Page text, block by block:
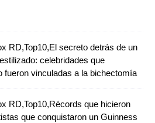
RD,Top10,El secreto detrás de un
celebridades que
fueron vinculadas a la bichectomía
RD,Top10,Récords que hicieron
que conquistaron un Guinness